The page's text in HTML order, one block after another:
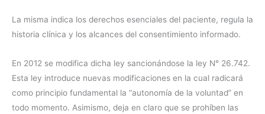
La misma indica los derechos esenciales del paciente, regula la
historia clínica y los alcances del consentimiento informado.
En 2012 se modifica dicha ley sancionándose la ley N° 26.742.
Esta ley introduce nuevas modificaciones en la cual radicará
como principio fundamental la “autonomía de la voluntad” en
todo momento. Asimismo, deja en claro que se prohíben las